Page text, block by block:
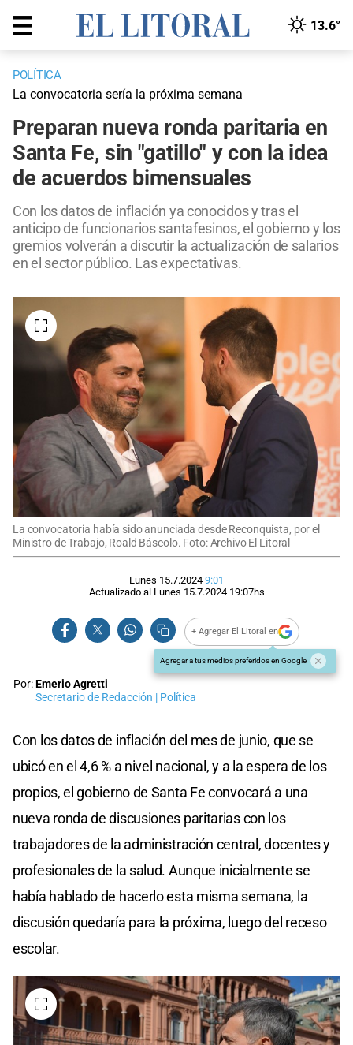
13.6°
POLÍTICA
La convocatoria sería la próxima semana
Preparan nueva ronda paritaria en
Santa Fe, sin "gatillo" y con la idea
de acuerdos bimensuales
Con los datos de inflación ya conocidos y tras el
anticipo de funcionarios santafesinos, el gobierno y los
gremios volverán a discutir la actualización de salarios
en el sector público. Las expectativas.
La convocatoria había sido anunciada desde Reconquista, por el
Ministro de Trabajo, Roald Báscolo. Foto: Archivo El Litoral
Lunes 15.7.2024 9:01
Actualizado al Lunes 15.7.2024 19:07hs
+ Agregar El Litoral en
Agregar a tus medios preferidos en Google
Por:Emerio Agretti
Secretario de Redacción | Política
Con los datos de inflación del mes de junio, que se
ubicó en el 4,6 % a nivel nacional, y a la espera de los
propios, el gobierno de Santa Fe convocará a una
nueva ronda de discusiones paritarias con los
trabajadores de la administración central, docentes y
profesionales de la salud. Aunque inicialmente se
había hablado de hacerlo esta misma semana, la
discusión quedaría para la próxima, luego del receso
escolar.